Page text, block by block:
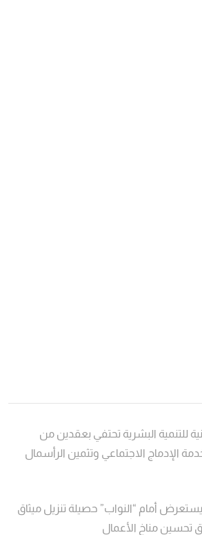
للتنمية البشرية تحتفي بعقدين من
الإدماج الاجتماعي وتثمين الرأسمال
أمام “النواب” حصيلة تنزيل ميثاق
تحسين مناخ الأعمال